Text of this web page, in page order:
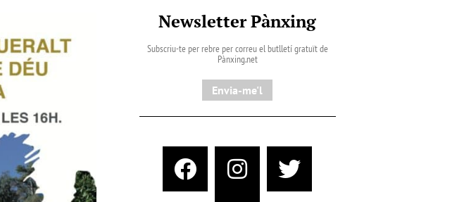
Newsletter Pànxing
Subscriu-te per rebre per correu el butlletí gratuït de
Pànxing.net​
Envia-me'l